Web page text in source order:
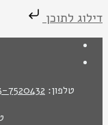
דילוג לתוכן
טלפון: 7520432